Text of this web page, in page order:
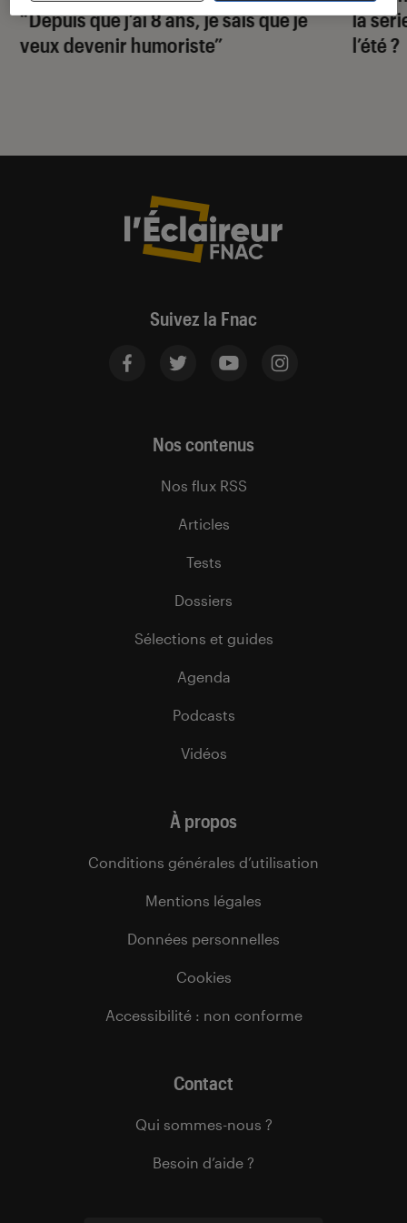
“Depuis que j’ai 8 ans, je sais que je
veux devenir humoriste”
la
l’été ?
Suivez la Fnac
Nos contenus
Nos flux RSS
Articles
Tests
Dossiers
Sélections et guides
Agenda
Podcasts
Vidéos
À propos
Conditions générales d’utilisation
Mentions légales
Données personnelles
Cookies
Accessibilité : non conforme
Contact
Qui sommes-nous ?
Besoin d’aide ?